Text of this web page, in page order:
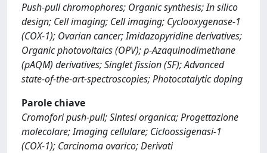
Push-pull chromophores; Organic synthesis; In silico
design; Cell imaging; Cell imaging; Cyclooxygenase-1
(COX-1); Ovarian cancer; Imidazopyridine derivatives;
Organic photovoltaics (OPV); p-Azaquinodimethane
(pAQM) derivatives; Singlet fission (SF); Advanced
state-of-the-art-spectroscopies; Photocatalytic doping
Parole chiave
Cromofori push-pull; Sintesi organica; Progettazione
molecolare; Imaging cellulare; Cicloossigenasi-1
(COX-1); Carcinoma ovarico; Derivati